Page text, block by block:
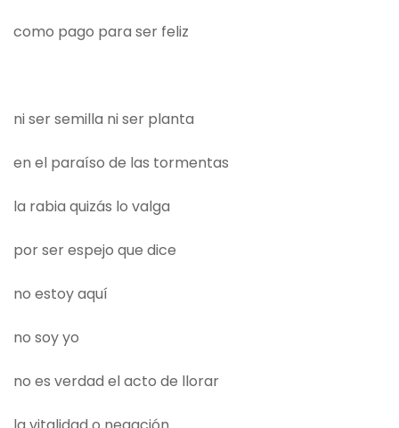
como pago para ser feliz
ni ser semilla ni ser planta
en el paraíso de las tormentas
la rabia quizás lo valga
por ser espejo que dice
no estoy aquí
no soy yo
no es verdad el acto de llorar